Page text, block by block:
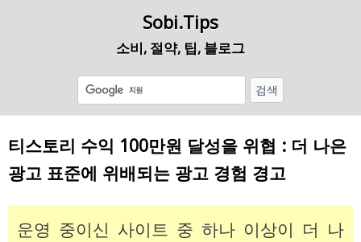
Sobi.Tips
소비, 절약, 팁, 블로그
티스토리 수익 100만원 달성을 위협 : 더 나은
광고 표준에 위배되는 광고 경험 경고
운영 중이신 사이트 중 하나 이상이 더 나